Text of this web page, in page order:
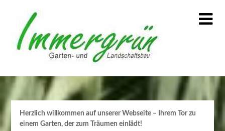
content
Herzlich willkommen auf unserer Webseite – Ihrem Tor zu
einem Garten, der zum Träumen einlädt!